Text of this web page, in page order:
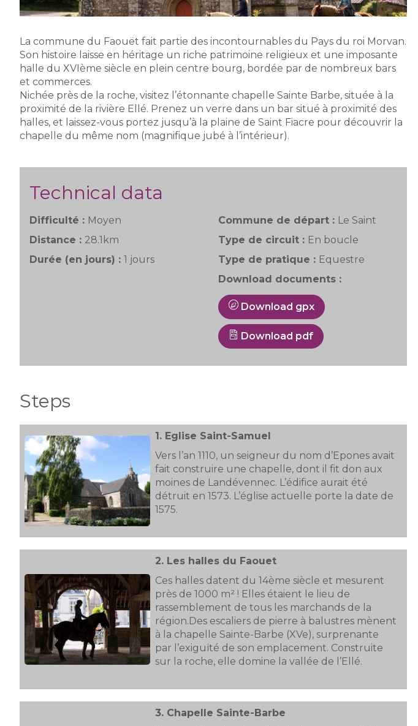
La commune du Faouët fait partie des incontournables du Pays du roi Morvan.
Son histoire laisse en héritage un riche patrimoine religieux et une imposante
halle du XVIème siècle en plein centre bourg, bordée par de nombreux bars
et commerces.
Nichée près de la roche, visitez l’étonnante chapelle Sainte Barbe, située à la
proximité de la rivière Ellé. Prenez un verre dans un bar situé à proximité des
halles, et laissez-vous portez jusqu’à la plaine de Saint Fiacre pour découvrir la
chapelle du même nom (magnifique jubé à l’intérieur).
Technical data
Difficulté : Moyen
Distance : 28.1km
Durée (en jours) : 1 jours
Commune de départ : Le Saint
Type de circuit : En boucle
Type de pratique : Equestre
Download documents :
Download gpx
Download pdf
Steps
1. Eglise Saint-Samuel
Vers l’an 1110, un seigneur du nom d’Epones avait
fait construire une chapelle, dont il fit don aux
moines de Landévennec. L’édifice aurait été
détruit en 1573. L’église actuelle porte la date de
1575.
2. Les halles du Faouet
Ces halles datent du 14ème siècle et mesurent
près de 1000 m² ! Elles étaient le lieu de
rassemblement de tous les marchands de la
région.Des escaliers de pierre à balustres mènent
à la chapelle Sainte-Barbe (XVe), surprenante
par l’exiguïté de son emplacement. Construite
sur la roche, elle domine la vallée de l’Ellé.
3. Chapelle Sainte-Barbe